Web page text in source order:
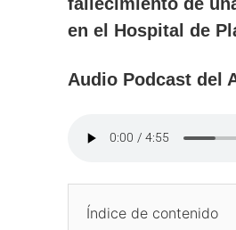
en el Hospital de
Audio Podcast del
Índice de contenido